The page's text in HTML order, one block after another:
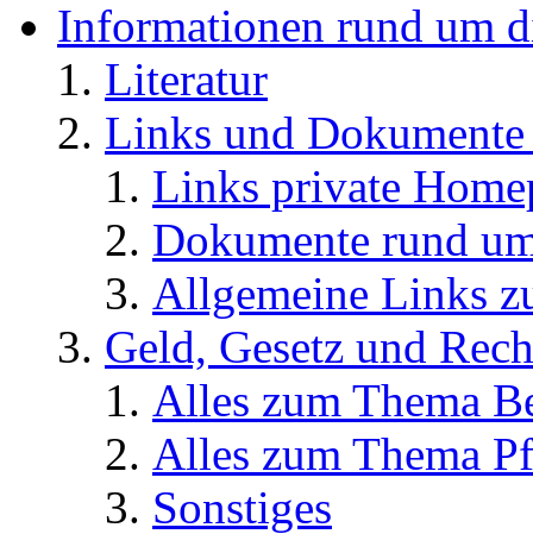
Informationen rund um
Literatur
Links und
Links private
Dokumente rund
Allgemeine Links
Geld, Gesetz und
Alles zum Thema
Alles zum Thema
Sonstiges